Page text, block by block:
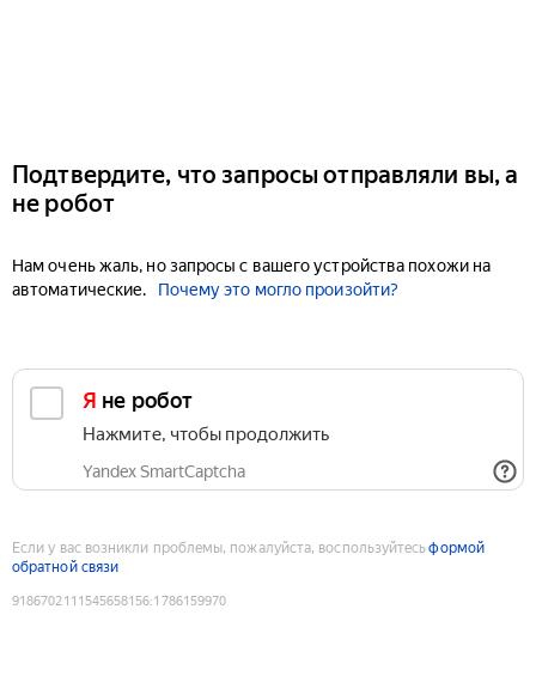
Подтвердите, что запросы отправляли вы, а
не робот
Нам очень жаль, но запросы с вашего устройства похожи на
автоматические.
Почему это могло произойти?
Я не робот
Нажмите, чтобы продолжить
Yandex SmartCaptcha
Если у вас возникли проблемы, пожалуйста, воспользуйтесьформой
обратной связи
9186702111545658156:1786159970